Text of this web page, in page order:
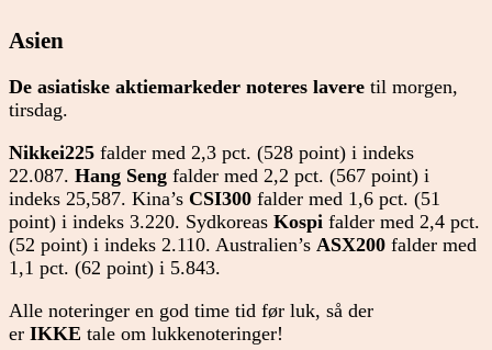
Asien
De asiatiske aktiemarkeder noteres lavere til morgen,
tirsdag.
Nikkei225 falder med 2,3 pct. (528 point) i indeks
22.087. Hang Seng falder med 2,2 pct. (567 point) i
indeks 25,587. Kina’s CSI300 falder med 1,6 pct. (51
point) i indeks 3.220. Sydkoreas Kospi falder med 2,4 pct.
(52 point) i indeks 2.110. Australien’s ASX200 falder med
1,1 pct. (62 point) i 5.843.
Alle noteringer en god time tid før luk, så der
er IKKE tale om lukkenoteringer!